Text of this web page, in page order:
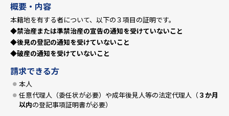
概要・内容
本籍地を有する者について、以下の３項目の証明です。
◆禁治産または準禁治産の宣告の通知を受けていないこと
◆後見の登記の通知を受けていないこと
◆破産の通知を受けていないこと
請求できる方
本人
任意代理人（委任状が必要）や成年後見人等の法定代理人（３か月
以内の登記事項証明書が必要）